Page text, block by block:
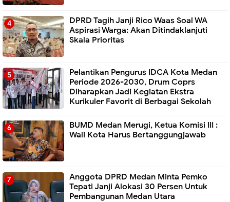
DPRD Tagih Janji Rico Waas Soal WA
Aspirasi Warga: Akan Ditindaklanjuti
Skala Prioritas
Pelantikan Pengurus IDCA Kota Medan
Periode 2026-2030, Drum Coprs
Diharapkan Jadi Kegiatan Ekstra
Kurikuler Favorit di Berbagai Sekolah
BUMD Medan Merugi, Ketua Komisi III :
Wali Kota Harus Bertanggungjawab
Anggota DPRD Medan Minta Pemko
Tepati Janji Alokasi 30 Persen Untuk
Pembangunan Medan Utara